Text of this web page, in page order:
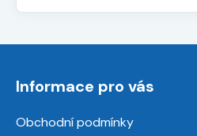
Informace pro vás
Obchodní podmínky